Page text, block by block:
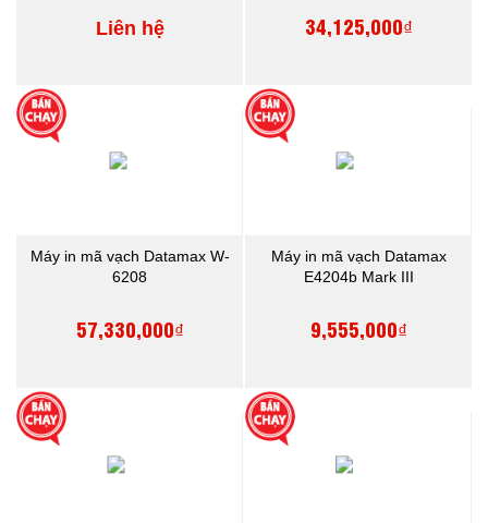
Liên hệ 34,125,000₫
Máy in mã vạch Datamax W-
6208
57,330,000₫
Máy in mã vạch Datamax
E4204b Mark III
9,555,000₫